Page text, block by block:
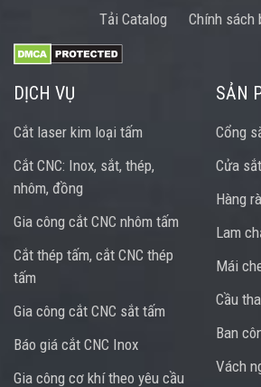
Tải Catalog Chính sách
DỊCH VỤ
Cắt laser kim loại tấm
Cắt CNC: Inox, sắt, thép,
nhôm, đồng
Gia công cắt CNC nhôm tấm
Cắt thép tấm, cắt CNC thép
tấm
Gia công cắt CNC sắt tấm
Báo giá cắt CNC Inox
Gia công cơ khí theo yêu cầu
SẢN
Cổng
Cửa
Hàng
Lam
Mái
Cầu
Ban
Vách